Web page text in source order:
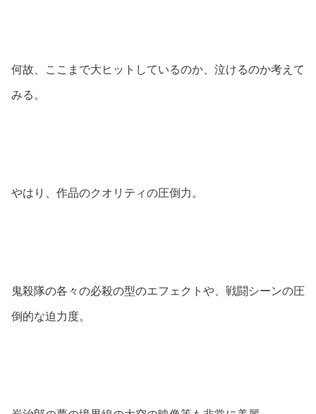
何故、ここまで大ヒットしているのか、泣けるのか考えて
みる。
やはり、作品のクオリティの圧倒力。
鬼殺隊の各々の必殺の型のエフェクトや、戦闘シーンの圧
倒的な迫力度。